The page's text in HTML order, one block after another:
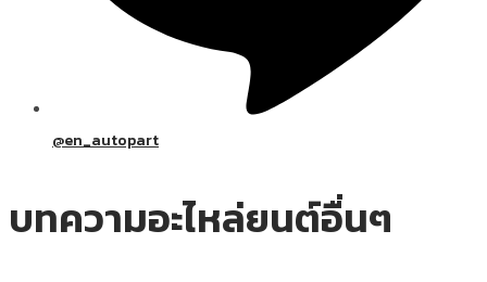
@en_autopart
บทความอะไหล่ยนต์อื่นๆ